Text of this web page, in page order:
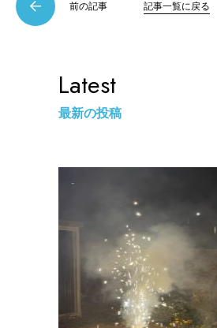
前の記事 記事一覧に戻る
Latest
最新の投稿